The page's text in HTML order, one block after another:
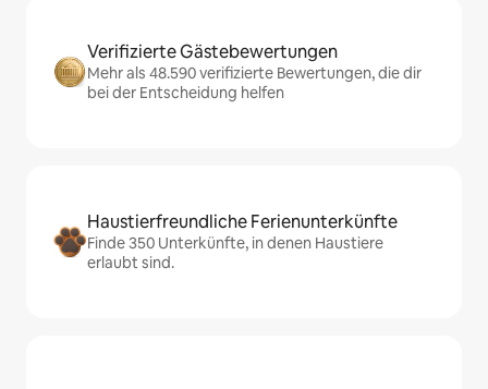
Verifizierte Gästebewertungen
Mehr als 48.590 verifizierte Bewertungen, die dir
bei der Entscheidung helfen
Haustierfreundliche Ferienunterkünfte
Finde 350 Unterkünfte, in denen Haustiere
erlaubt sind.